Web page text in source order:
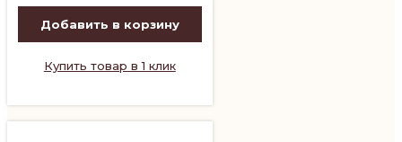
Добавить в корзину
Купить товар в 1 клик